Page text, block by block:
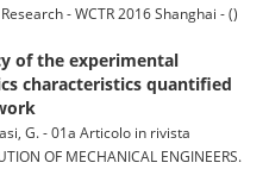
- WCTR 2016 Shanghai - ()
of the experimental
characteristics quantified
G. - 01a Articolo in rivista
OF MECHANICAL ENGINEERS.